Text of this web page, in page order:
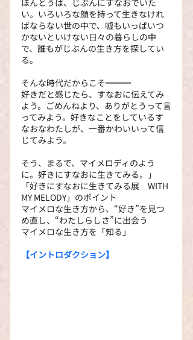
ほんとうは、じぶんにすなおでいた
い。いろいろな顔を持って生きなけれ
ばならない世の中で、嘘もいっぱいつ
かないといけない日々の暮らしの中
で、誰もがじぶんの生き方を探してい
る。
そんな時代だからこそ━━━
好きだと感じたら、すなおに伝えてみ
よう。ごめんねより、ありがとうって言
ってみよう。好きなことをしているす
なおなわたしが、一番かわいいって信
じてみよう。
そう、まるで、マイメロディのよう
に。好きにすなおに生きてみる。」
「好きにすなおに生きてみる展　WITH
MY MELODY」のポイント
マイメロな生き方から、“好き”を見つ
め直し、“わたしらしさ”に出会う
マイメロな生き方を「知る」
【イントロダクション】